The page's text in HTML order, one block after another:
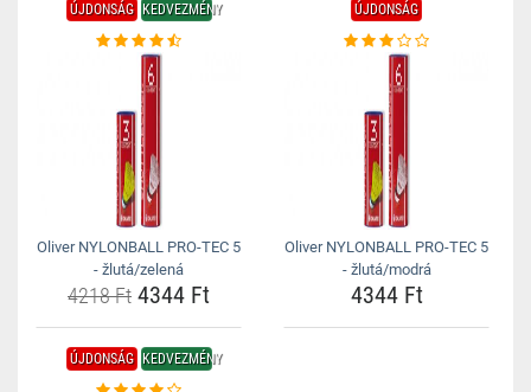
ÚJDONSÁG KEDVEZMÉNY
Oliver NYLONBALL PRO-TEC 5
- žlutá/zelená
4218 Ft 4344 Ft
ÚJDONSÁG
Oliver NYLONBALL PRO-TEC 5
- žlutá/modrá
4344 Ft
ÚJDONSÁG KEDVEZMÉNY